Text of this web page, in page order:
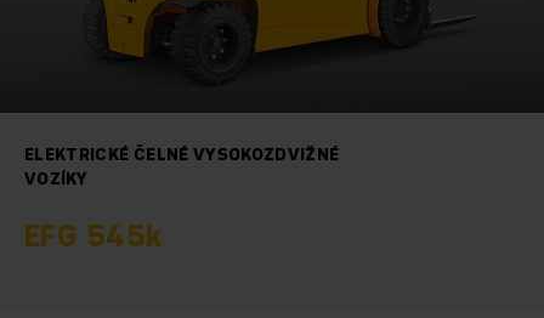
ELEKTRICKÉ ČELNÉ VYSOKOZDVIŽNÉ
VOZÍKY
EFG 545k